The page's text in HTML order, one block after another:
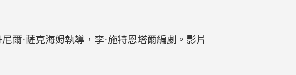
爾·薩克海姆執導，李·施特恩塔爾編劇。影片